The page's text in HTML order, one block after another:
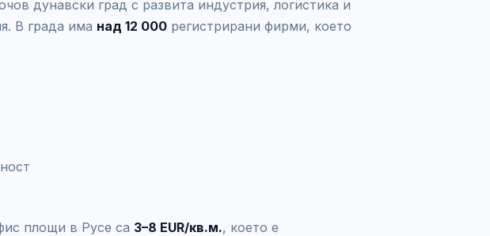
дунавски град с развита индустрия, логистика и
В града има над 12 000 регистрирани фирми, което
площи в Русе са 3–8 EUR/кв.м., което е